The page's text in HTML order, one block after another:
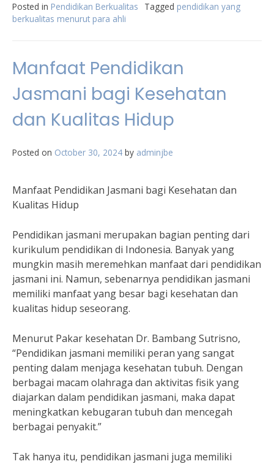
Posted in Pendidikan Berkualitas Tagged pendidikan yang
berkualitas menurut para ahli
Manfaat Pendidikan
Jasmani bagi Kesehatan
dan Kualitas Hidup
Posted on October 30, 2024 by adminjbe
Manfaat Pendidikan Jasmani bagi Kesehatan dan
Kualitas Hidup
Pendidikan jasmani merupakan bagian penting dari
kurikulum pendidikan di Indonesia. Banyak yang
mungkin masih meremehkan manfaat dari pendidikan
jasmani ini. Namun, sebenarnya pendidikan jasmani
memiliki manfaat yang besar bagi kesehatan dan
kualitas hidup seseorang.
Menurut Pakar kesehatan Dr. Bambang Sutrisno,
“Pendidikan jasmani memiliki peran yang sangat
penting dalam menjaga kesehatan tubuh. Dengan
berbagai macam olahraga dan aktivitas fisik yang
diajarkan dalam pendidikan jasmani, maka dapat
meningkatkan kebugaran tubuh dan mencegah
berbagai penyakit.”
Tak hanya itu, pendidikan jasmani juga memiliki